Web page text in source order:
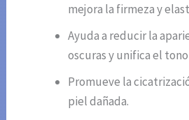
mejora la firmeza y
Ayuda a reducir la
oscuras y unifica el
Promueve la
piel dañada.